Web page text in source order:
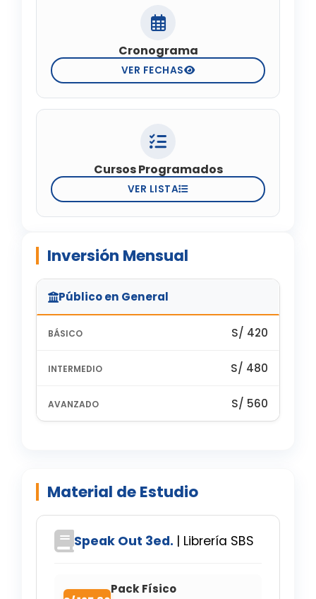
Cronograma
VER FECHAS
Cursos Programados
VER LISTA
Inversión Mensual
Público en General
S/ 420
S/ 480
S/ 560
Material de Estudio
Speak Out 3ed. | Librería SBS
Pack Físico